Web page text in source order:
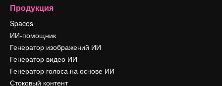
Продукция
Spaces
ИИ-помощник
Генератор изображений ИИ
Генератор видео ИИ
Генератор голоса на основе ИИ
Стоковый контент